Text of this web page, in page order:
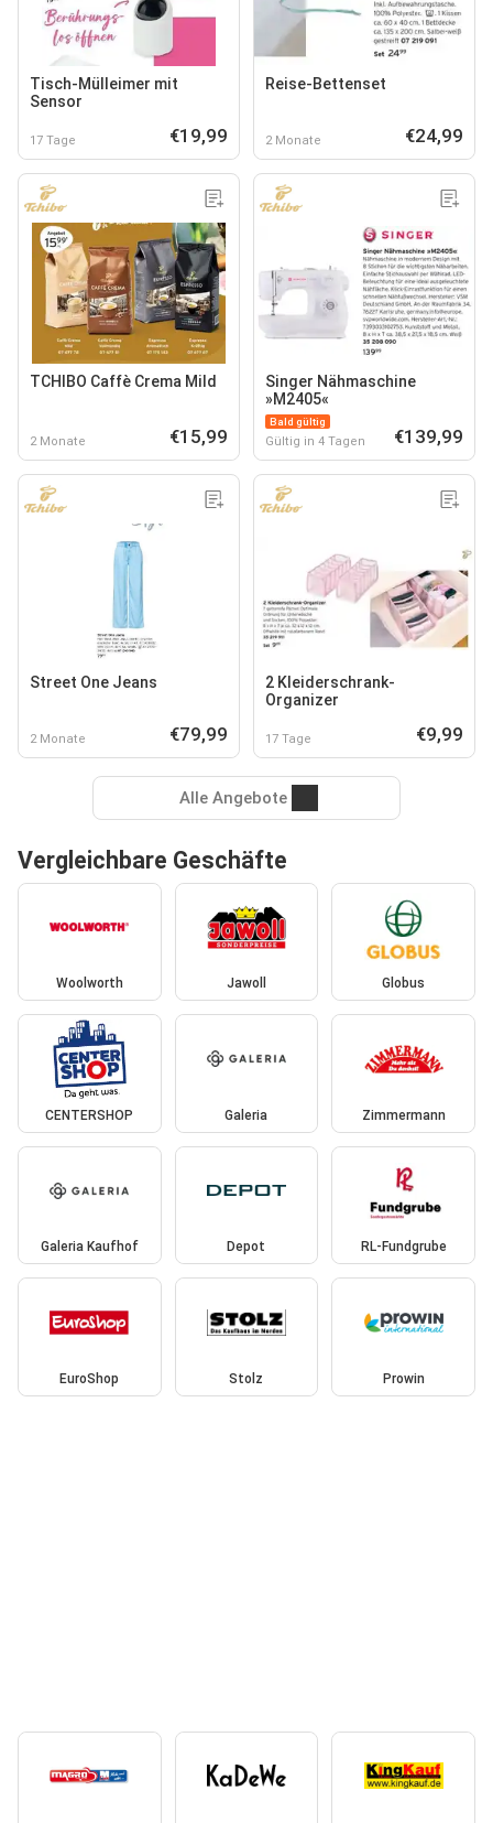
Tisch-Mülleimer mit
Sensor
17 Tage €19,99
Reise-Bettenset
2 Monate €24,99
TCHIBO Caffè Crema Mild
2 Monate €15,99
Singer Nähmaschine
»M2405«
Bald gültig
Gültig in 4 Tagen €139,99
Street One Jeans
2 Monate €79,99
2 Kleiderschrank-
Organizer
17 Tage €9,99
Alle Angebote
Vergleichbare Geschäfte
Woolworth Jawoll Globus
CENTERSHOP Galeria Zimmermann
Galeria Kaufhof Depot RL-Fundgrube
EuroShop Stolz Prowin